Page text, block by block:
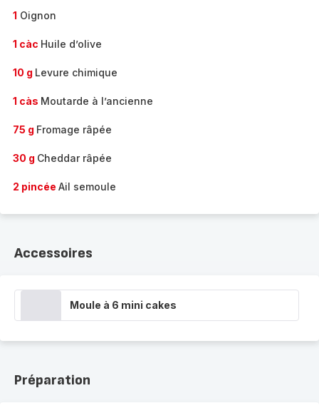
1 Oignon
1 càc Huile d’olive
10 g Levure chimique
1 càs Moutarde à l’ancienne
75 g Fromage râpée
30 g Cheddar râpée
2 pincée Ail semoule
Accessoires
Moule à 6 mini cakes
Préparation